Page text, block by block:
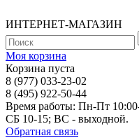
ИНТЕРНЕТ-МАГАЗИН
Моя корзина
Корзина пуста
8 (977) 033-23-02
8 (495) 922-50-44
Время работы: Пн-Пт
СБ 10-15; ВС - выходной.
Обратная связь